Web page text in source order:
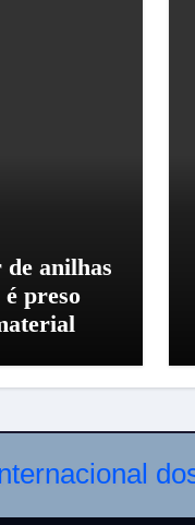
anilhas
é preso